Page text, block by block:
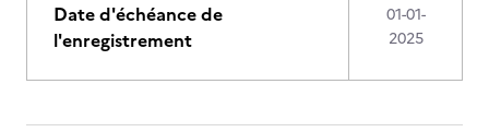
Date d'échéance de
l'enregistrement
01-01-
2025